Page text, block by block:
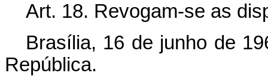
Art. 18. Revogam-se as
Brasília, 16 de junho de
República.